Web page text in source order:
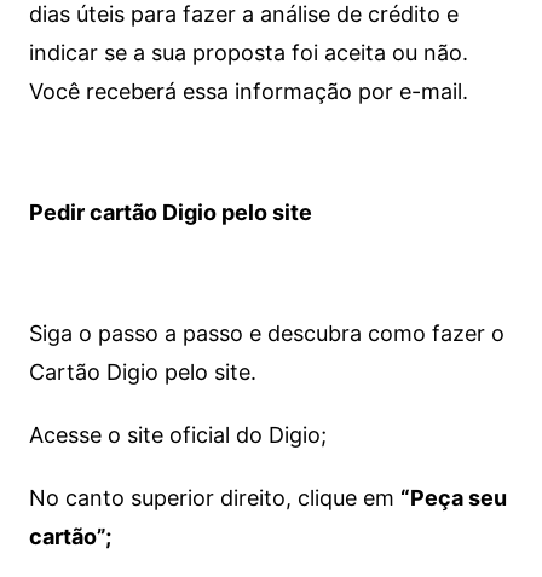
dias úteis para fazer a análise de crédito e
indicar se a sua proposta foi aceita ou não.
Você receberá essa informação por e-mail.
Pedir cartão Digio pelo site
Siga o passo a passo e descubra como fazer o
Cartão Digio pelo site.
Acesse o site oficial do Digio;
No canto superior direito, clique em “Peça seu
cartão”;